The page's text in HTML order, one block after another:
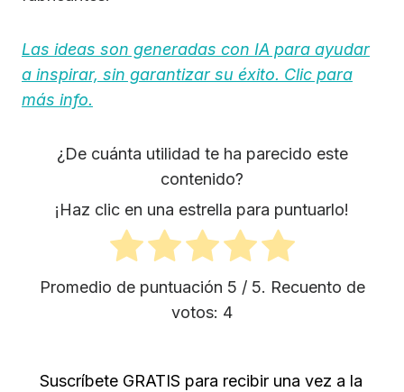
Las ideas son generadas con IA para ayudar
a inspirar, sin garantizar su éxito. Clic para
más info.
¿De cuánta utilidad te ha parecido este
contenido?
¡Haz clic en una estrella para puntuarlo!
Promedio de puntuación 5 / 5. Recuento de
votos: 4
Suscríbete GRATIS para recibir una vez a la